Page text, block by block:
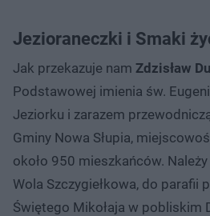
Jezioraneczki i Smaki
Jak przekazuje nam Zdzisław
Podstawowej imienia św.
Jeziorku i zarazem
Gminy Nowa Słupia,
około 950 mieszkańców.
Wola Szczygiełkowa, do parafii
Świętego Mikołaja w pobliskim